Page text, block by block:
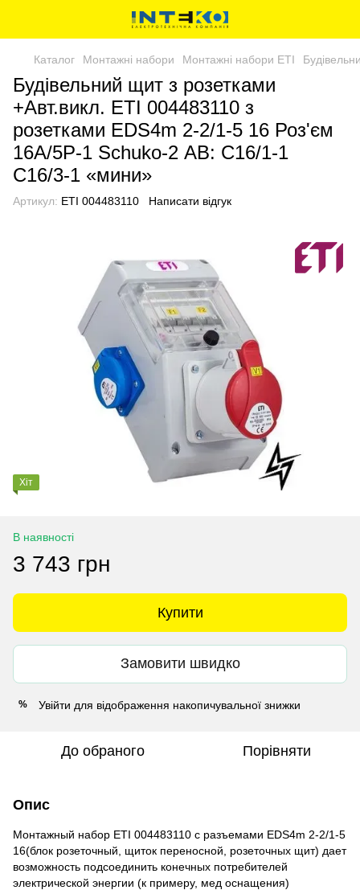
Каталог Монтажні набори Монтажні набори ETI
Будівельний щит з розетками
+Авт.викл. ETI 004483110 з
розетками EDS4m 2-2/1-5 16 Роз'єм
16A/5P-1 Schuko-2 АВ: C16/1-1
C16/3-1 «мини»
Артикул: ETI 004483110 Написати відгук
Хіт
В наявності
3 743 грн
Купити
Замовити швидко
% Увійти для відображення накопичувальної знижки
До обраного Порівняти
Опис
Монтажный набор ETI 004483110 с разъемами EDS4m 2-2/1-5
16(блок розеточный, щиток переносной, розеточных щит) дает
возможность подсоединить конечных потребителей
электрической энергии (к примеру, мед оснащения)